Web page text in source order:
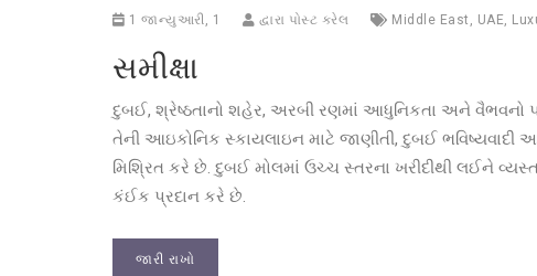
1 જાન્યુઆરી, 1 દ્વારા પોસ્ટ કરેલ Middle East , UAE,
સમીક્ષા
દુબઈ, શ્રેષ્ઠતાનો શહેર, અરબી રણમાં આધુનિકતા અને વૈભવનો
તેની આઇકોનિક સ્કાયલાઇન માટે જાણીતી, દુબઈ ભવિષ્યવાદી
મિશ્રિત કરે છે. દુબઈ મોલમાં ઉચ્ચ સ્તરના ખરીદીથી લઈને
કંઈક પ્રદાન કરે છે.
જારી રાખો